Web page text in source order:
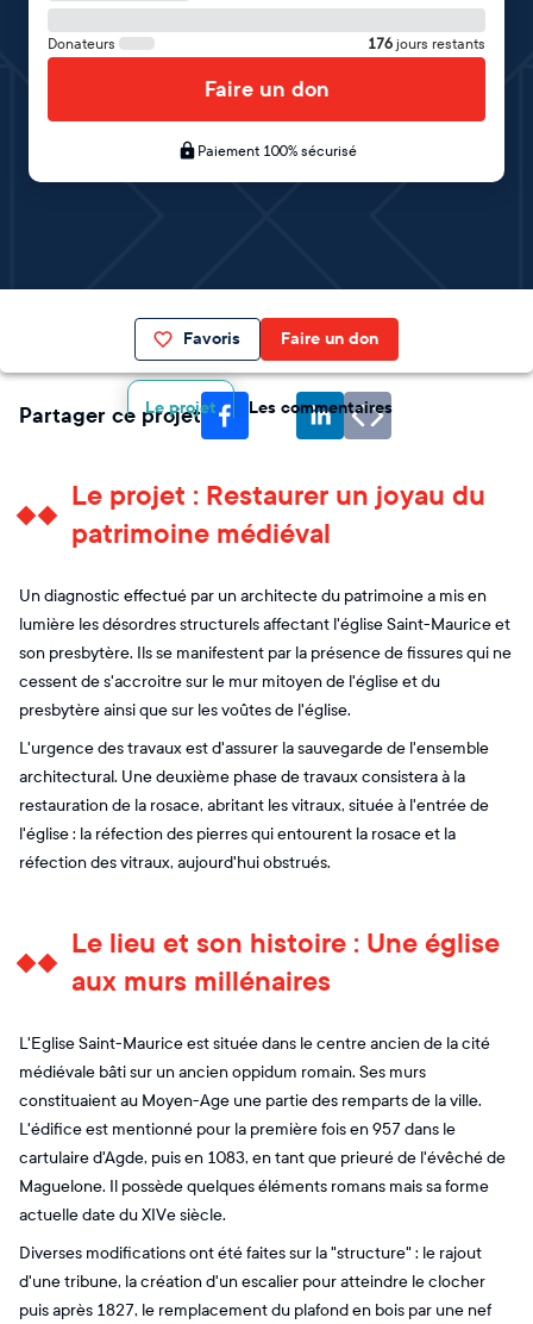
Donateurs 176 jours restants
Faire un don
Paiement 100% sécurisé
Favoris Faire un don
Le projet Les commentaires
Partager ce projet
Le projet : Restaurer un joyau du
patrimoine médiéval
Un diagnostic effectué par un architecte du patrimoine a mis en
lumière les désordres structurels affectant l'église Saint-Maurice et
son presbytère. Ils se manifestent par la présence de fissures qui ne
cessent de s'accroitre sur le mur mitoyen de l'église et du
presbytère ainsi que sur les voûtes de l'église.
L'urgence des travaux est d'assurer la sauvegarde de l'ensemble
architectural. Une deuxième phase de travaux consistera à la
restauration de la rosace, abritant les vitraux, située à l'entrée de
l'église : la réfection des pierres qui entourent la rosace et la
réfection des vitraux, aujourd'hui obstrués.
Le lieu et son histoire : Une église
aux murs millénaires
L'Eglise Saint-Maurice est située dans le centre ancien de la cité
médiévale bâti sur un ancien oppidum romain. Ses murs
constituaient au Moyen-Age une partie des remparts de la ville.
L'édifice est mentionné pour la première fois en 957 dans le
cartulaire d'Agde, puis en 1083, en tant que prieuré de l'évêché de
Maguelone. Il possède quelques éléments romans mais sa forme
actuelle date du XIVe siècle.
Diverses modifications ont été faites sur la "structure" : le rajout
d'une tribune, la création d'un escalier pour atteindre le clocher
puis après 1827, le remplacement du plafond en bois par une nef